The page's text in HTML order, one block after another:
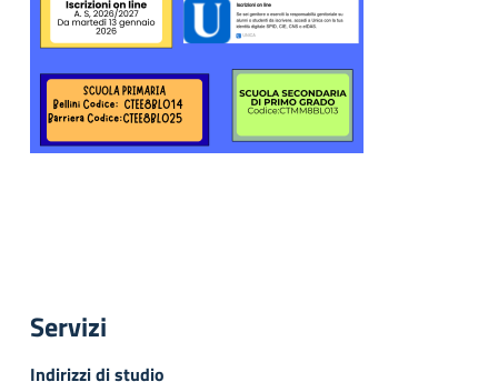
Servizi
Indirizzi di studio